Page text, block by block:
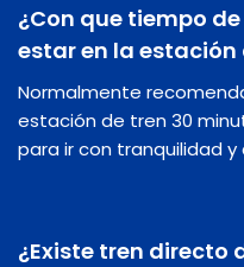
¿Con que tiempo
estar en la
Normalmente
estación de tren 30
para ir con tranquilidad
¿Existe tren directo